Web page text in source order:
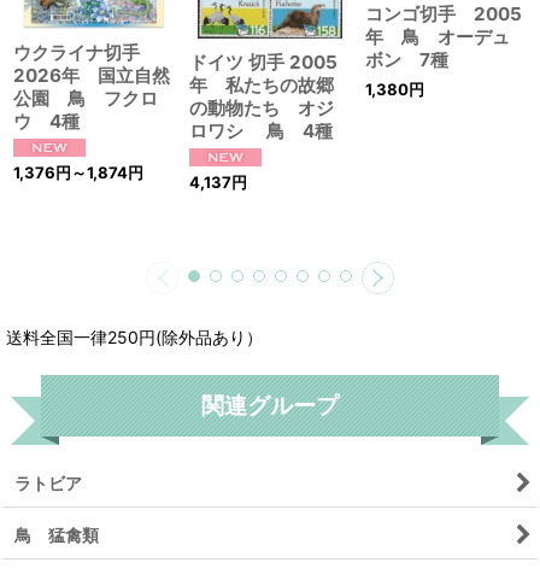
ウクライナ切手
2026年 国立自然
公園 鳥 フクロ
ウ 4種
1,376円～1,874円
ドイツ 切手 2005
年 私たちの故郷
の動物たち オジ
ロワシ 鳥 4種
4,137円
コンゴ切手 2005
年 鳥 オーデュ
ボン 7種
1,380円
送料全国一律250円(除外品あり）
関連グループ
ラトビア
鳥 猛禽類